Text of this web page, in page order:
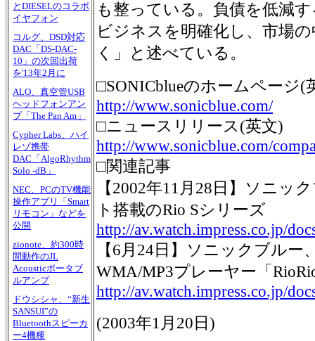
とDIESELのコラボ
イヤフォン
コルグ、DSD対応
DAC「DS-DAC-
10」の次回出荷
を'13年2月に
ALO、真空管USB
ヘッドフォンアン
プ「The Pan Am」
Cypher Labs、ハイ
レゾ携帯
DAC「AlgoRhythm
Solo -dB」
NEC、PCのTV機能
操作アプリ「Smart
リモコン」などを
公開
zionote、約300時
間動作のJL
Acousticポータブ
ルアンプ
ドウシシャ、“新生
SANSUI”の
Bluetoothスピーカ
ー4機種
も整っている。負債を低減
ビジネスを明確化し、市場
く」と述べている。
□SONICblueのホームページ(
http://www.sonicblue.com/
□ニュースリリース(英文)
http://www.sonicblue.com/
□関連記事
【2002年11月28日】ソニッ
ト搭載のRio Sシリーズ
http://av.watch.impress.co.jp/
【6月24日】ソニックブルー
WMA/MP3プレーヤー「
http://av.watch.impress.co.jp/
(2003年1月20日 )